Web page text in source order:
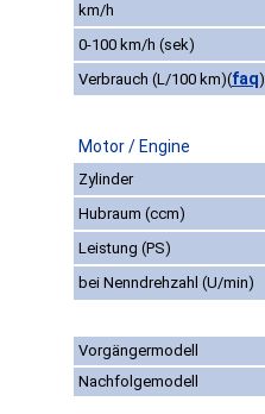
km/h
0-100 km/h (sek)
Verbrauch (L/100 km)(faq)
Motor / Engine
Zylinder
Hubraum (ccm)
Leistung (PS)
bei Nenndrehzahl (U/min)
Vorgängermodell
Nachfolgemodell